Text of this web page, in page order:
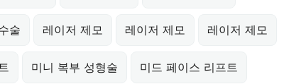
술 레이저 제모 레이저 제모 레이저 제모
미니 복부 성형술 미드 페이스 리프트